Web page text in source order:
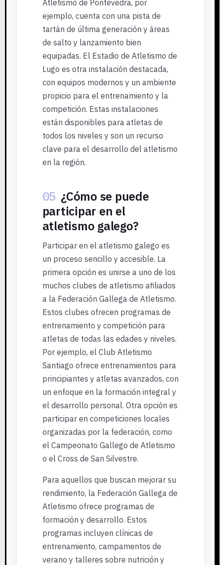
Atletismo de Pontevedra, por
ejemplo, cuenta con una pista de
tartán de última generación y áreas
de salto y lanzamiento bien
equipadas. El Estadio de Atletismo de
Lugo es otra instalación destacada,
con equipos modernos y un ambiente
propicio para el entrenamiento y la
competición. Estas instalaciones
están disponibles para atletas de
todos los niveles y son un recurso
clave para el desarrollo del atletismo
en la región.
05 ¿Cómo se puede
participar en el
atletismo galego?
Participar en el atletismo galego es
un proceso sencillo y accesible. La
primera opción es unirse a uno de los
muchos clubes de atletismo afiliados
a la Federación Gallega de Atletismo.
Estos clubes ofrecen programas de
entrenamiento y competición para
atletas de todas las edades y niveles.
Por ejemplo, el Club Atletismo
Santiago ofrece entrenamientos para
principiantes y atletas avanzados, con
un enfoque en la formación integral y
el desarrollo personal. Otra opción es
participar en competiciones locales
organizadas por la federación, como
el Campeonato Gallego de Atletismo
o el Cross de San Silvestre.
Para aquellos que buscan mejorar su
rendimiento, la Federación Gallega de
Atletismo ofrece programas de
formación y desarrollo. Estos
programas incluyen clínicas de
entrenamiento, campamentos de
verano y talleres sobre nutrición y